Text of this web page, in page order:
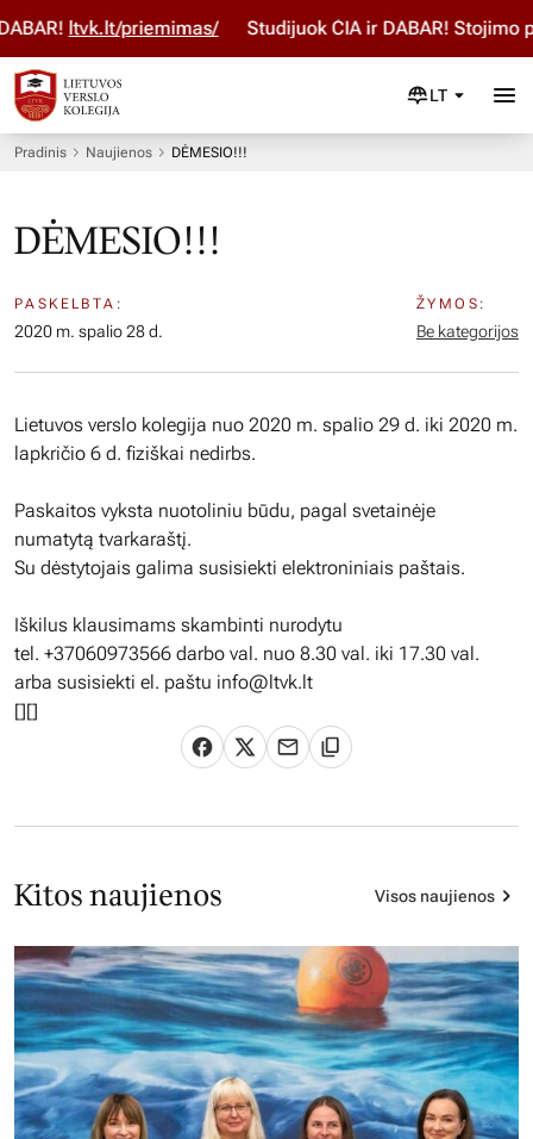
ltvk.lt/priemimas/ Studijuok ČIA ir DABAR! Stojimo
LT
Pradinis Naujienos DĖMESIO!!!
DĖMESIO!!!
PASKELBTA:
2020 m. spalio 28 d.
ŽYMOS:
Be kategorijos
Lietuvos verslo kolegija nuo 2020 m. spalio 29 d. iki 2020 m.
lapkričio 6 d. fiziškai nedirbs.
Paskaitos vyksta nuotoliniu būdu, pagal svetainėje
numatytą tvarkaraštį.
Su dėstytojais galima susisiekti elektroniniais paštais.
Iškilus klausimams skambinti nurodytu
tel. +37060973566 darbo val. nuo 8.30 val. iki 17.30 val.
arba susisiekti el. paštu info@ltvk.lt
[][]
Kitos naujienos Visos naujienos